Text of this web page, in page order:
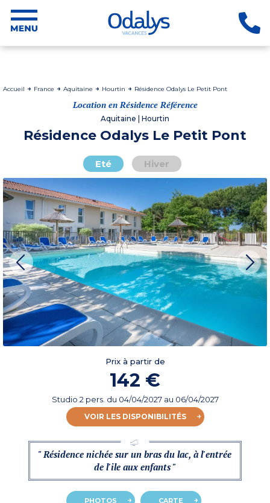
Accueil France Aquitaine Hourtin Résidence Odalys Le Petit Pont
Location en Résidence Référence
Aquitaine | Hourtin
Résidence Odalys Le Petit Pont
Eté Hiver
Prix à partir de
142 €
Studio 2 pers. du 04/04/2027au 06/04/2027
VOIR LES DISPONIBILITÉS
" Résidence nichée sur un bras du lac, à l'entrée
de l'ile aux enfants "
PHOTOS CARTE